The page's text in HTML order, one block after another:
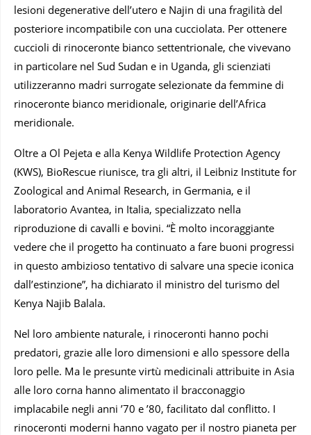
lesioni degenerative dell’utero e Najin di una fragilità del
posteriore incompatibile con una cucciolata. Per ottenere
cuccioli di rinoceronte bianco settentrionale, che vivevano
in particolare nel Sud Sudan e in Uganda, gli scienziati
utilizzeranno madri surrogate selezionate da femmine di
rinoceronte bianco meridionale, originarie dell’Africa
meridionale.
Oltre a Ol Pejeta e alla Kenya Wildlife Protection Agency
(KWS), BioRescue riunisce, tra gli altri, il Leibniz Institute for
Zoological and Animal Research, in Germania, e il
laboratorio Avantea, in Italia, specializzato nella
riproduzione di cavalli e bovini. “È molto incoraggiante
vedere che il progetto ha continuato a fare buoni progressi
in questo ambizioso tentativo di salvare una specie iconica
dall’estinzione”, ha dichiarato il ministro del turismo del
Kenya Najib Balala.
Nel loro ambiente naturale, i rinoceronti hanno pochi
predatori, grazie alle loro dimensioni e allo spessore della
loro pelle. Ma le presunte virtù medicinali attribuite in Asia
alle loro corna hanno alimentato il bracconaggio
implacabile negli anni ’70 e ’80, facilitato dal conflitto. I
rinoceronti moderni hanno vagato per il nostro pianeta per